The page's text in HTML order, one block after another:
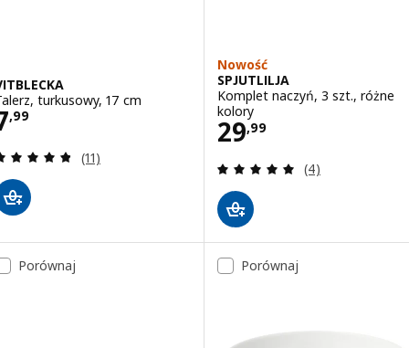
turkusowy, 17 cm
,99 7,99
Recenzja: 4.8 z 5 gwiazdki. Łączna liczba recenzji:
(11)
Nowość
SPJUTLILJA
Komplet naczyń, 3 szt., różne
kolory
29,99
Cena 29,99
Recenzja: 5 z
(4)
Porównaj Porównaj